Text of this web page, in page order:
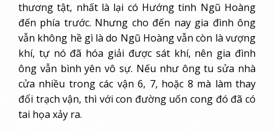
thương tật, nhất là lại có Hướng tinh Ngũ Hoàng
đến phía trước. Nhưng cho đến nay gia đình ông
vẫn không hề gì là do Ngũ Hoàng vẫn còn là vượng
khí, tự nó đã hóa giải được sát khí, nên gia đình
ông vẫn bình yên vô sự. Nếu như ông tu sửa nhà
cửa nhiều trong các vận 6, 7, hoặc 8 mà làm thay
đổi trạch vận, thì với con đường uốn cong đó đã có
tai họa xảy ra.